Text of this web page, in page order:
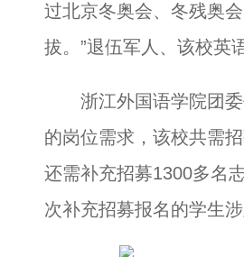
过北京冬奥会、冬残奥
拔。”退伍军人、该校英
浙江外国语学院团委
的岗位需求，该校共需
还需补充招募1300多名
次补充招募报名的学生